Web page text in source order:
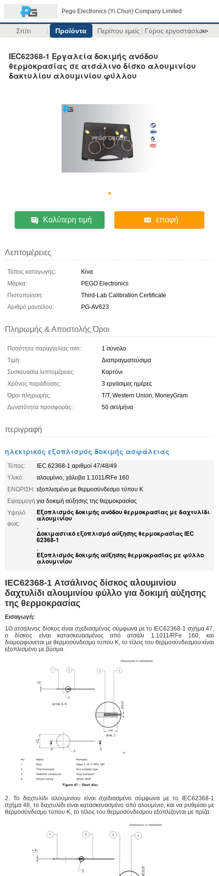
Pego Electronics (Yi Chun) Company Limited
Σπίτι Προϊόντα Περίπου εμείς Γύρος εργοστασίων
>>
IEC62368-1 Εργαλεία δοκιμής ανόδου
θερμοκρασίας σε ατσάλινο δίσκο αλουμινίου
δακτυλίου αλουμινίου φύλλου
Καλύτερη τιμή επαφή
Λεπτομέρειες
Τόπος καταγωγής:
Κίνα
Μάρκα:
PEGO Electronics
Πιστοποίηση:
Third-Lab Calibration Certificate
Αριθμό μοντέλου:
PG-AV623
Πληρωμής & Αποστολής Όροι
Ποσότητα παραγγελίας min:
1 σύνολο
Τιμή:
Διαπραγματεύσιμα
Συσκευασία λεπτομέρειες:
Καρτόνι
Χρόνος παράδοσης:
3 εργάσιμες ημέρες
Όροι πληρωμής:
T/T, Western Union, MoneyGram
Δυνατότητα προσφοράς:
50 σετ/μήνα
περιγραφή
ηλεκτρικός εξοπλισμός δοκιμής ασφάλειας
Τύπος:
IEC 62368-1 αριθμοί 47/48/49
Υλικό:
αλουμίνιο, χάλυβα 1.1011/RFe 160
ΕΝΩΡΙΣΗ: εξοπλισμένο με θερμοσύνδεσμο τύπου K
Εφαρμογή:για δοκιμή αύξησης της θερμοκρασίας
Υψηλό
φως:
Εξοπλισμός δοκιμής ανόδου θερμοκρασίας με δαχτυλίδι
αλουμινίου
,
Δοκιμαστικό εξοπλισμό αύξησης θερμοκρασίας IEC
62368-1
,
Εξοπλισμός δοκιμής αύξησης θερμοκρασίας με φύλλο
αλουμινίου
IEC62368-1 Ατσάλινος δίσκος αλουμινίου
δαχτυλίδι αλουμινίου φύλλο για δοκιμή αύξησης
της θερμοκρασίας
Εισαγωγή:
1Ο ατσάλινος δίσκος είναι σχεδιασμένος σύμφωνα με το IEC62368-1 σχήμα 47,
ο δίσκος είναι κατασκευασμένος από ατσάλι 1.1011/RFe 160, και
διαμορφώνεται με θερμοσύνδεσμο τύπου K, το τέλος του θερμοσύνδεσμου είναι
εξοπλισμένο με βύσμα.
2. Το δαχτυλίδι αλουμινίου είναι σχεδιασμένο σύμφωνα με το IEC62368-1
σχήμα 48, το δαχτυλίδι είναι κατασκευασμένο από αλουμίνιο, και να ρυθμίσει με
θερμοσύνδεσμο τύπου Κ, το τέλος του θερμοσύνδεσμου εξοπλίζονται με πρίζα.